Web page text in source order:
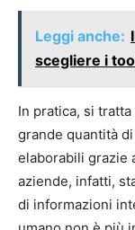
Leggi anche:
scegliere i
In pratica, si
grande quantità
elaborabili grazie
aziende, infatti,
di informazioni